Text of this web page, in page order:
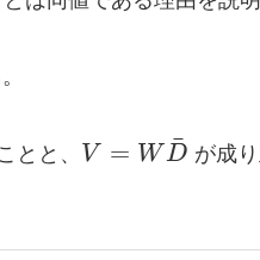
とと、 V =
D
V = WD
ˉ が成